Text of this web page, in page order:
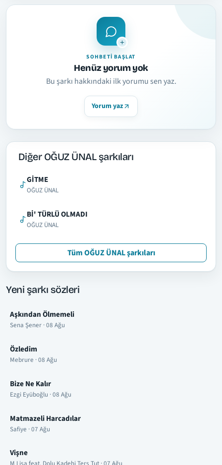
SOHBETI BAŞLAT
Henüz yorum yok
Bu şarkı hakkındaki ilk yorumu sen yaz.
Yorum yaz
Diğer OĞUZ ÜNAL şarkıları
GİTME
OĞUZ ÜNAL
Bİ' TÜRLÜ OLMADI
OĞUZ ÜNAL
Tüm OĞUZ ÜNAL şarkıları
Yeni şarkı sözleri
Aşkından Ölmemeli
Sena Şener · 08 Ağu
Özledim
Mebrure · 08 Ağu
Bize Ne Kalır
Ezgi Eyüboğlu · 08 Ağu
Matmazeli Harcadılar
Safiye · 07 Ağu
Vişne